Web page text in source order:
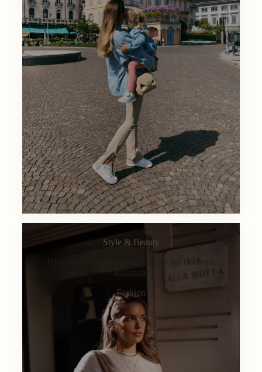
Style & Beauty
Klassisch, alltagstauglich, immer ein bisschen
Italianità.
Fashion